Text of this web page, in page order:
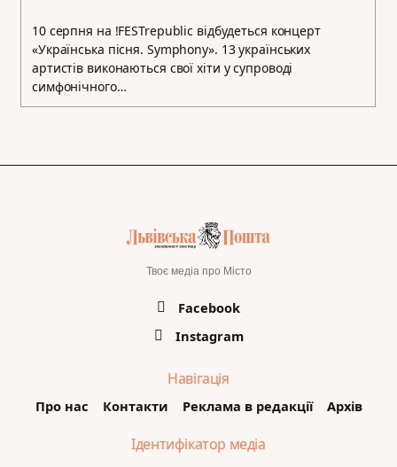
10 серпня на !FESTrepublic відбудеться концерт
«Українська пісня. Symphony». 13 українських
артистів виконаються свої хіти у супроводі
симфонічного…
Твоє медіа про Місто
Facebook
Instagram
Навігація
Про нас Контакти Реклама в редакції Архів
Ідентифікатор медіа